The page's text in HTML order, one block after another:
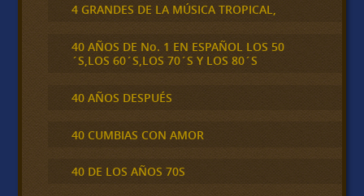
4 GRANDES DE LA MÚSICA TROPICAL,
40 AÑOS DE No. 1 EN ESPAÑOL LOS 50
´S,LOS 60´S,LOS 70´S Y LOS 80´S
40 AÑOS DESPUÉS
40 CUMBIAS CON AMOR
40 DE LOS AÑOS 70S